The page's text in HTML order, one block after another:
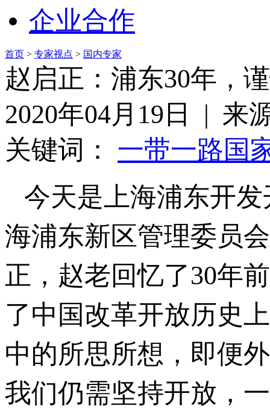
企业合作
首页 > 专家视点 > 国内专家
赵启正：浦东30年，
2020年04月19日 | 来
关键词： 一带一路 国
今天是上海浦东开
海浦东新区管理委员
正，赵老回忆了30年
了中国改革开放历史
中的所思所想，即便
我们仍需坚持开放，